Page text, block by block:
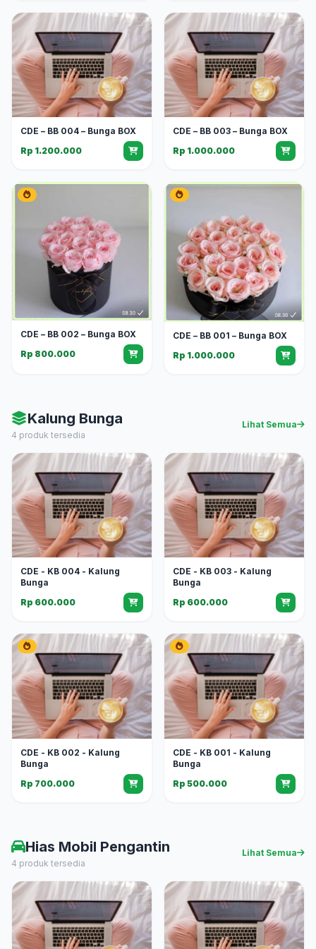
CDE – BB 004 – Bunga BOX
Rp 1.200.000
CDE – BB 003 – Bunga BOX
Rp 1.000.000
CDE – BB 002 – Bunga BOX
Rp 800.000
CDE – BB 001 – Bunga BOX
Rp 1.000.000
Kalung Bunga
4 produk tersedia
Lihat Semua
CDE - KB 004 - Kalung
Bunga
Rp 600.000
CDE - KB 003 - Kalung
Bunga
Rp 600.000
CDE - KB 002 - Kalung
Bunga
Rp 700.000
CDE - KB 001 - Kalung
Bunga
Rp 500.000
Hias Mobil Pengantin
4 produk tersedia
Lihat Semua